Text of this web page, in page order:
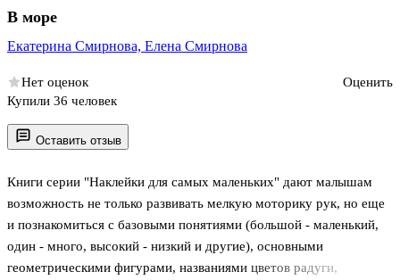
Оставить отзыв
Книги серии "Наклейки для самых маленьких" дают малышам
возможность не только развивать мелкую моторику рук, но еще
и познакомиться с базовыми понятиями (большой - маленький,
один - много, высокий - низкий и другие), основными
геометрическими фигурами, названиями цветов радуги,
В море
Екатерина Смирнова, Елена Смирнова
Нет оценок
Оценить
Купили 36 человек